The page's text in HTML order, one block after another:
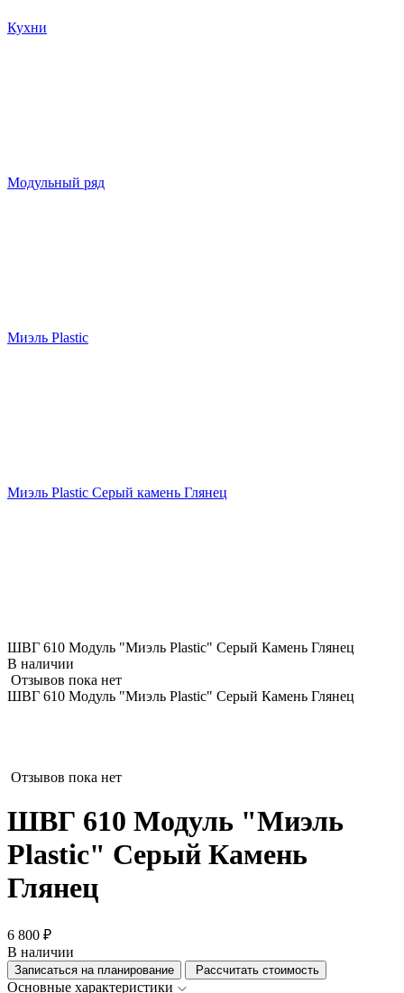
Кухни
Модульный ряд
Миэль Plastic
Миэль Plastic Серый камень Глянец
ШВГ 610 Модуль "Миэль Plastic" Серый Камень Глянец
В наличии
Отзывов пока нет
ШВГ 610 Модуль "Миэль Plastic" Серый Камень Глянец
Отзывов пока нет
ШВГ 610 Модуль "Миэль
Plastic" Серый Камень
Глянец
6 800 ₽
В наличии
Записаться на планирование Рассчитать стоимость
Основные характеристики